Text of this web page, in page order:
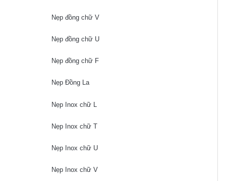
Nẹp đồng chữ V
Nẹp đồng chữ U
Nẹp đồng chữ F
Nẹp Đồng La
Nẹp Inox chữ L
Nẹp Inox chữ T
Nẹp Inox chữ U
Nẹp Inox chữ V